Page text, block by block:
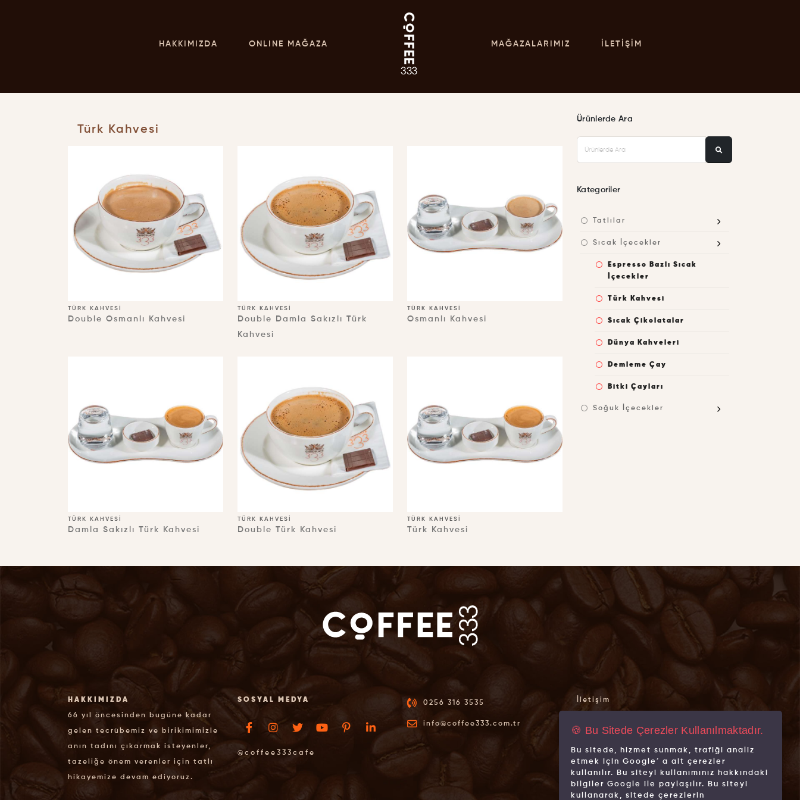
HAKKIMIZDA ONLINE MAĞAZA MAĞAZALARIMIZ İLETIŞIM
Türk Kahvesi
TÜRK KAHVESI
Double Osmanlı Kahvesi
TÜRK KAHVESI
Double Damla Sakızlı Türk
Kahvesi
TÜRK KAHVESI
Osmanlı Kahvesi
TÜRK KAHVESI
Damla Sakızlı Türk Kahvesi
TÜRK KAHVESI
Double Türk Kahvesi
TÜRK KAHVESI
Türk Kahvesi
Ürünlerde Ara
Kategoriler
Tatlılar
Sıcak İçecekler
Espresso Bazlı Sıcak
İçecekler
Türk Kahvesi
Sıcak Çikolatalar
Dünya Kahveleri
Demleme Çay
Bitki Çayları
Soğuk İçecekler
HAKKIMIZDA
66 yıl öncesinden bugüne kadar
gelen tecrübemiz ve birikimimizle
anın tadını çıkarmak isteyenler,
tazeliğe önem verenler için tatlı
hikayemize devam ediyoruz.
SOSYAL MEDYA
@coffee333cafe
0256 316 3535
info@coffee333.com.tr
İletişim
Mağazalarımız
Markalarımız
🍪 Bu Sitede Çerezler Kullanılmaktadır.
Bu sitede, hizmet sunmak, trafiği analiz
etmek için Google´ a ait çerezler
kullanılır. Bu siteyi kullanımınız hakkındaki
bilgiler Google ile paylaşılır. Bu siteyi
kullanarak, sitede çerezlerin